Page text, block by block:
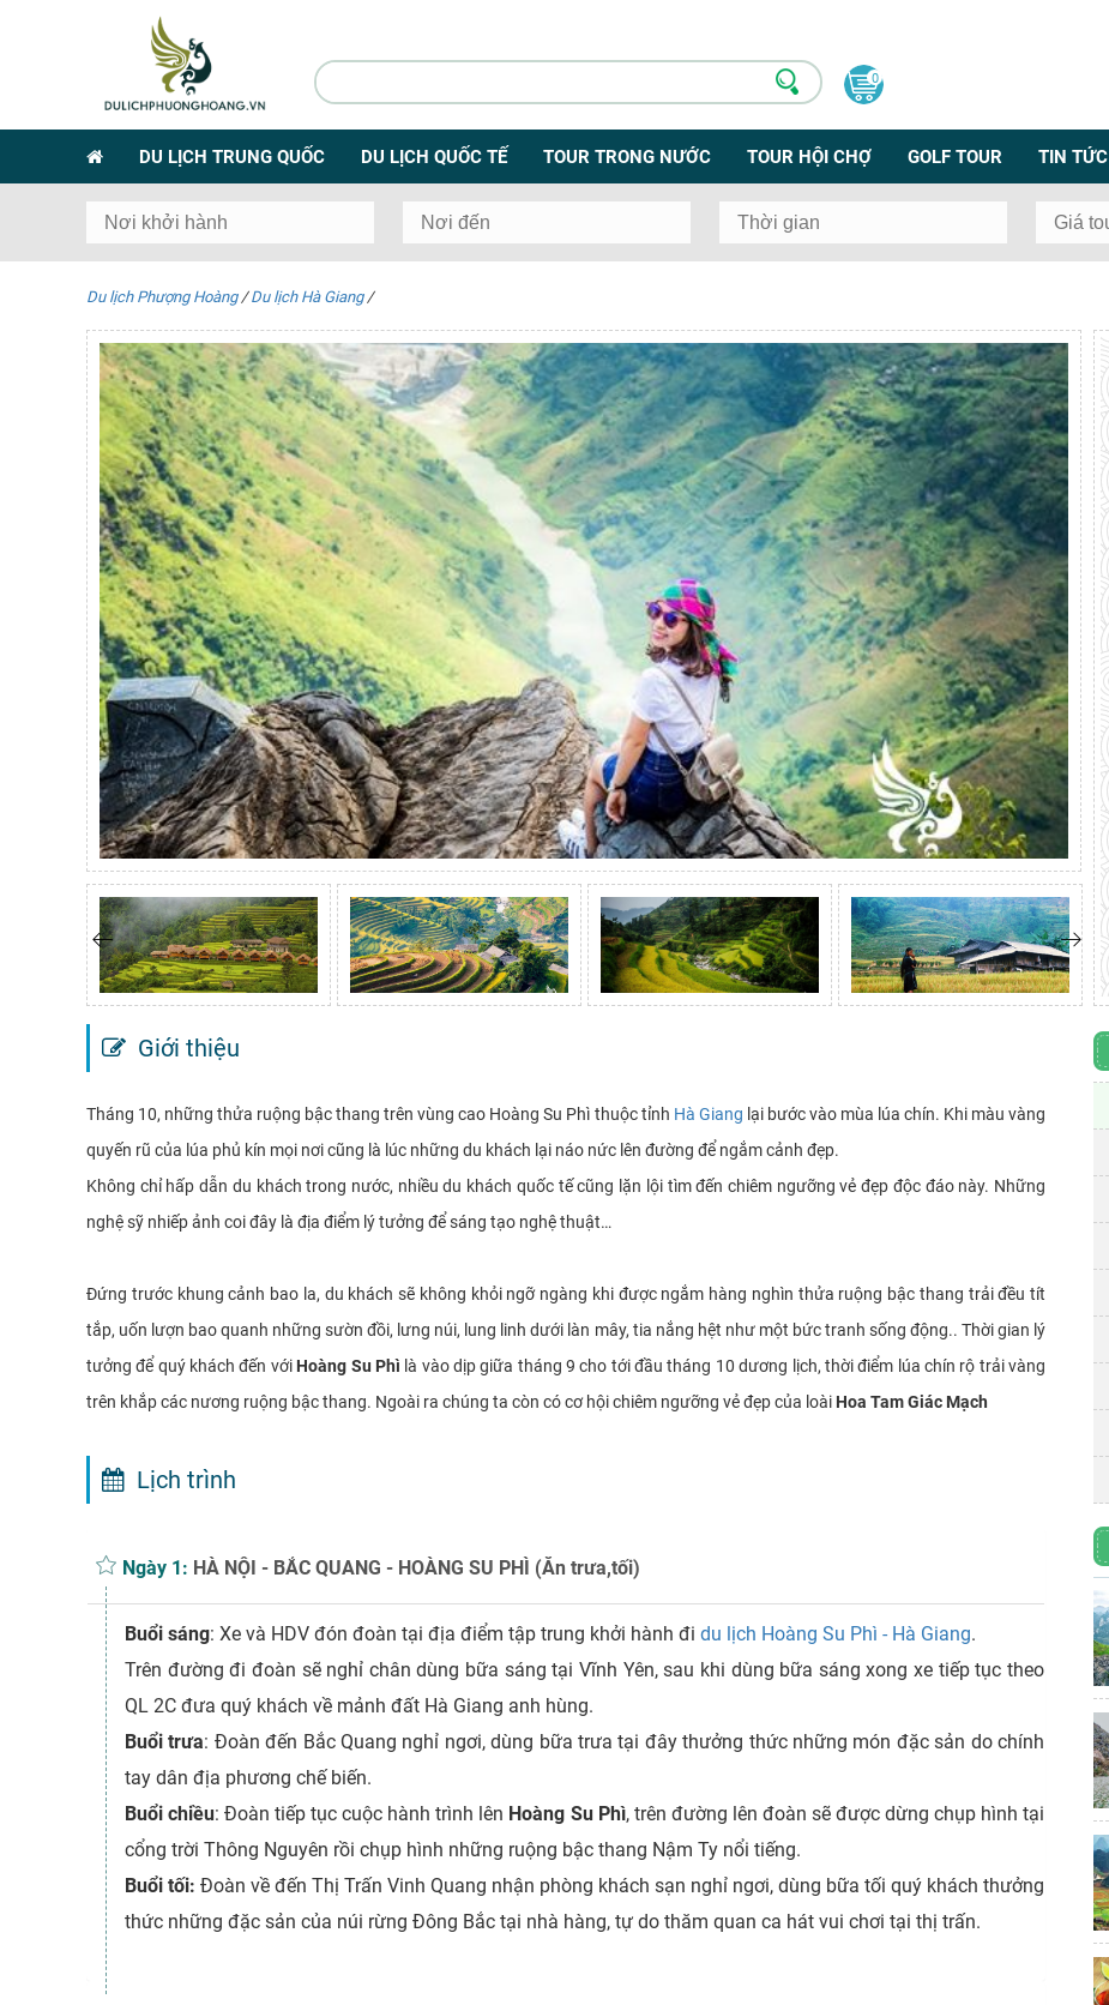
0
DU LỊCH TRUNG QUỐC DU LỊCH QUỐC TẾ TOUR TRONG NƯỚC TOUR HỘI CHỢ GOLF TOUR TIN TỨC
Du lịch Phượng Hoàng / Du lịch Hà Giang /
Giới thiệu
Tháng 10, những thửa ruộng bậc thang trên vùng cao Hoàng Su Phì thuộc tỉnh Hà Giang lại bước vào mùa lúa chín. Khi màu vàng
quyến rũ của lúa phủ kín mọi nơi cũng là lúc những du khách lại náo nức lên đường để ngắm cảnh đẹp.
Không chỉ hấp dẫn du khách trong nước, nhiều du khách quốc tế cũng lặn lội tìm đến chiêm ngưỡng vẻ đẹp độc đáo này. Những
nghệ sỹ nhiếp ảnh coi đây là địa điểm lý tưởng để sáng tạo nghệ thuật…
Đứng trước khung cảnh bao la, du khách sẽ không khỏi ngỡ ngàng khi được ngắm hàng nghìn thửa ruộng bậc thang trải đều tít
tắp, uốn lượn bao quanh những sườn đồi, lưng núi, lung linh dưới làn mây, tia nắng hệt như một bức tranh sống động.. Thời gian lý
tưởng để quý khách đến với Hoàng Su Phì là vào dịp giữa tháng 9 cho tới đầu tháng 10 dương lịch, thời điểm lúa chín rộ trải vàng
trên khắp các nương ruộng bậc thang. Ngoài ra chúng ta còn có cơ hội chiêm ngưỡng vẻ đẹp của loài Hoa Tam Giác Mạch
Lịch trình
Ngày 1: HÀ NỘI - BẮC QUANG - HOÀNG SU PHÌ (Ăn trưa,tối)
Buổi sáng: Xe và HDV đón đoàn tại địa điểm tập trung khởi hành đi du lịch Hoàng Su Phì - Hà Giang.
Trên đường đi đoàn sẽ nghỉ chân dùng bữa sáng tại Vĩnh Yên, sau khi dùng bữa sáng xong xe tiếp tục theo
QL 2C đưa quý khách về mảnh đất Hà Giang anh hùng.
Buổi trưa: Đoàn đến Bắc Quang nghỉ ngơi, dùng bữa trưa tại đây thưởng thức những món đặc sản do chính
tay dân địa phương chế biến.
Buổi chiều: Đoàn tiếp tục cuộc hành trình lên Hoàng Su Phì, trên đường lên đoàn sẽ được dừng chụp hình tại
cổng trời Thông Nguyên rồi chụp hình những ruộng bậc thang Nậm Ty nổi tiếng.
Buổi tối: Đoàn về đến Thị Trấn Vinh Quang nhận phòng khách sạn nghỉ ngơi, dùng bữa tối quý khách thưởng
thức những đặc sản của núi rừng Đông Bắc tại nhà hàng, tự do thăm quan ca hát vui chơi tại thị trấn.